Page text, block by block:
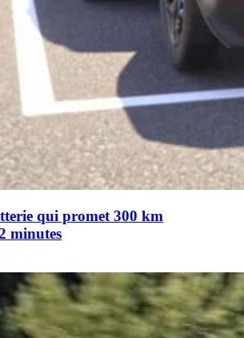
qui promet 300 km
minutes